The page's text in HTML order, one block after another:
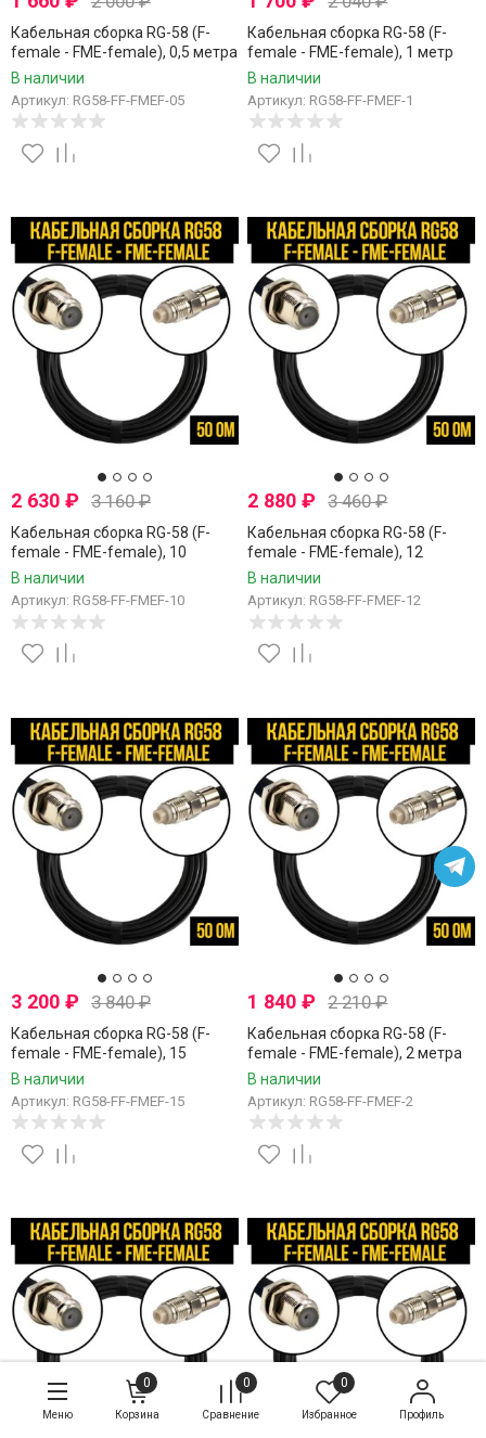
Кабельная сборка RG-58 (F-
female - FME-female), 0,5 метра
В наличии
Артикул: RG58-FF-FMEF-05
Кабельная сборка RG-58 (F-
female - FME-female), 1 метр
В наличии
Артикул: RG58-FF-FMEF-1
2 630 ₽ 3 160₽
Кабельная сборка RG-58 (F-
female - FME-female), 10
метров
В наличии
Артикул: RG58-FF-FMEF-10
2 880₽ 3 460₽
Кабельная сборка RG-58 (F-
female - FME-female), 12
метров
В наличии
Артикул: RG58-FF-FMEF-12
3 200 ₽ 3 840₽
Кабельная сборка RG-58 (F-
female - FME-female), 15
метров
В наличии
Артикул: RG58-FF-FMEF-15
1 840₽ 2 210₽
Кабельная сборка RG-58 (F-
female - FME-female), 2 метра
В наличии
Артикул: RG58-FF-FMEF-2
Меню
0
Корзина
0
Сравнение
0
Избранное Профиль